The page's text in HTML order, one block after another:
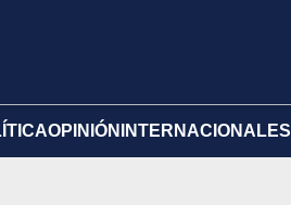
OPINIÓN INTERNACIONALES